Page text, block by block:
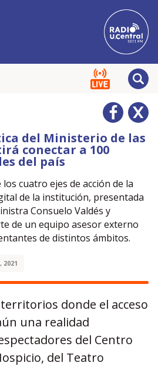
del Ministerio de las
conectar a 100
del país
cuatro ejes de acción de la
de la institución, presentada
Consuelo Valdés y
de un equipo asesor externo
de distintos ámbitos.
2021
donde el acceso
una realidad
del Centro
del Teatro